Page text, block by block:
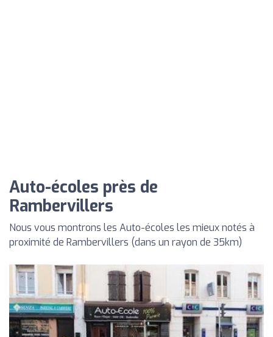
Auto-écoles près de
Rambervillers
Nous vous montrons les Auto-écoles les mieux notés à
proximité de Rambervillers (dans un rayon de 35km)